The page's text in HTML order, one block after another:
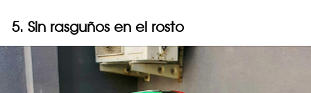
5. Sin rasguños en el rosto